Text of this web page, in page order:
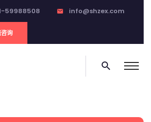
59988508 email info@shzex.com
询
search